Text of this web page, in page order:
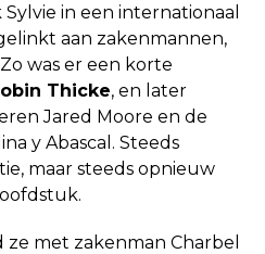
in een internationaal
aan zakenmannen,
was er een korte
Thicke, en later
Jared Moore en de
y Abascal. Steeds
maar steeds opnieuw
met zakenman Charbel